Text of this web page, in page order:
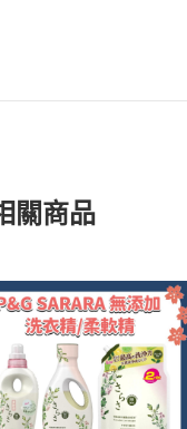
關商品